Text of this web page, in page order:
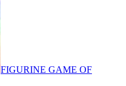
FIGURINE GAME OF